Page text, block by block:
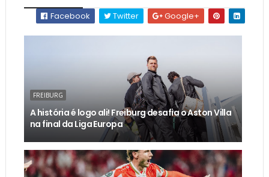
Facebook
Twitter Google+
FREIBURG
A história é logo ali! Freiburg desafia o Aston Villa
na final da Liga Europa